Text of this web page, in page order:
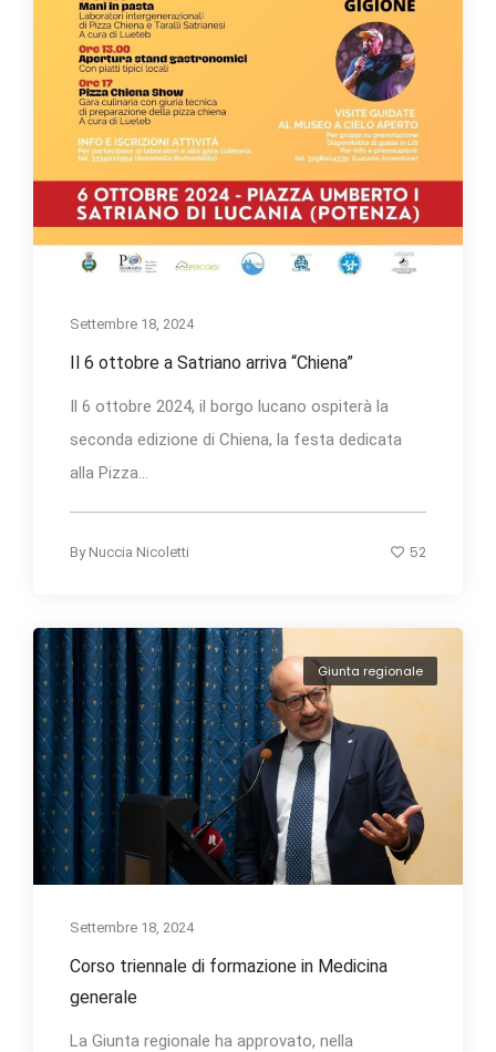
Settembre 18, 2024
Il 6 ottobre a Satriano arriva “Chiena”
Il 6 ottobre 2024, il borgo lucano ospiterà la
seconda edizione di Chiena, la festa dedicata
alla Pizza...
By Nuccia Nicoletti 52
Giunta regionale
Settembre 18, 2024
Corso triennale di formazione in Medicina
generale
La Giunta regionale ha approvato, nella